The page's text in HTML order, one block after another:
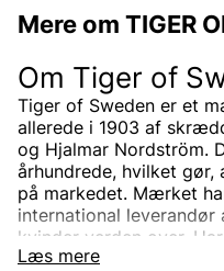
Mere om TIGER
Læs mere
Om Tiger of
Tiger of Sweden er et
allerede i 1903 af
og Hjalmar Nordström.
århundrede, hvilket
på markedet. Mærket
international
kvinder verden over.
Swedens sortiment